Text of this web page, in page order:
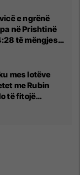
e ngrënë
në Prishtinë
të mëngjesit
serbe
mes lotëve
me Rubin
të fitojë
Moska